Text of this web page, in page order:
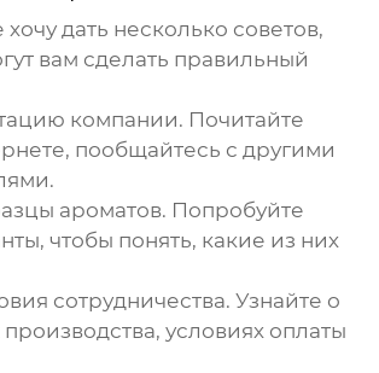
дать несколько советов,
вам сделать правильный
компании. Почитайте
пообщайтесь с другими
ароматов. Попробуйте
чтобы понять, какие из них
сотрудничества. Узнайте о
условиях оплаты